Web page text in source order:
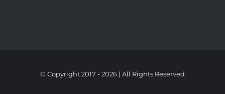
© Copyright 2017 -2026 | All Rights Reserved